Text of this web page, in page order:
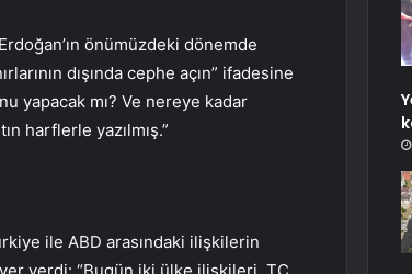
önümüzdeki dönemde
dışında cephe açın” ifadesine
yapacak mı? Ve nereye kadar
harflerle yazılmış.”
ile ABD arasındaki ilişkilerin